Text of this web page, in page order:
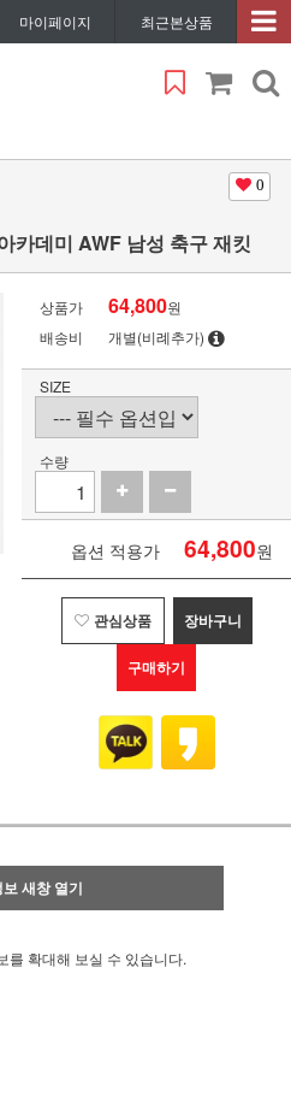
마이페이지 최근본상품
0
카데미 AWF 남성 축구 재킷
상품가 64,800원
배송비
개별(비례추가)
SIZE
수량
옵션 적용가 64,800원
관심상품 장바구니
구매하기
새창 열기
를 확대해 보실 수 있습니다.